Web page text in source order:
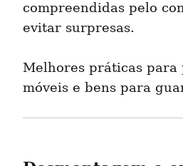
compreendidas pelo
evitar surpresas.
Melhores práticas para
móveis e bens para